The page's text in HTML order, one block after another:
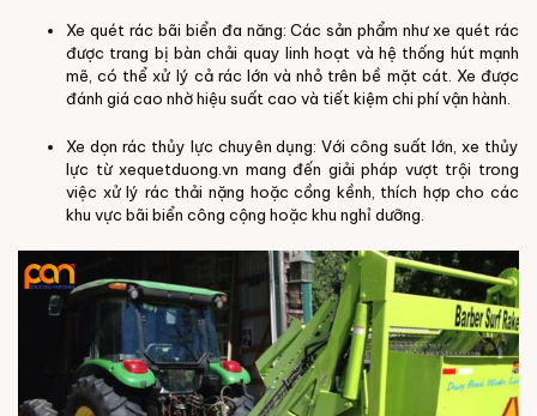
Xe quét rác bãi biển đa năng: Các sản phẩm như xe quét rác
được trang bị bàn chải quay linh hoạt và hệ thống hút mạnh
mẽ, có thể xử lý cả rác lớn và nhỏ trên bề mặt cát. Xe được
đánh giá cao nhờ hiệu suất cao và tiết kiệm chi phí vận hành.
Xe dọn rác thủy lực chuyên dụng: Với công suất lớn, xe thủy
lực từ xequetduong.vn mang đến giải pháp vượt trội trong
việc xử lý rác thải nặng hoặc cồng kềnh, thích hợp cho các
khu vực bãi biển công cộng hoặc khu nghỉ dưỡng.